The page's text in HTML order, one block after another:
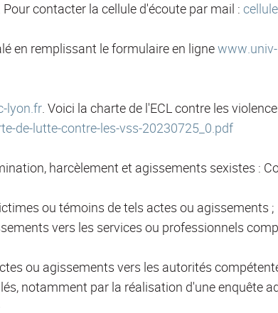
Pour contacter la cellule d'écoute par mail :
en remplissant le formulaire en lignewww.univ-
lyon.fr. Voici la charte de l'ECL contre les
lutte-contre-les-vss-20230725_0.pdf
harcèlement et agissements sexistes :
ou témoins de tels actes ou agissements ;
vers les services ou professionnels
ou agissements vers les autorités
notamment par la réalisation d'une enquête